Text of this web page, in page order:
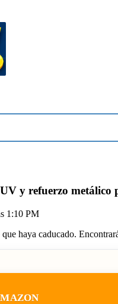
y refuerzo metálico
1:10 PM
haya caducado.